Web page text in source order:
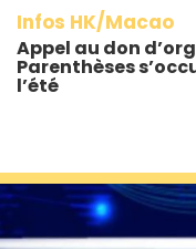
Infos HK/Macao
Appel au don
Parenthèses
l’été